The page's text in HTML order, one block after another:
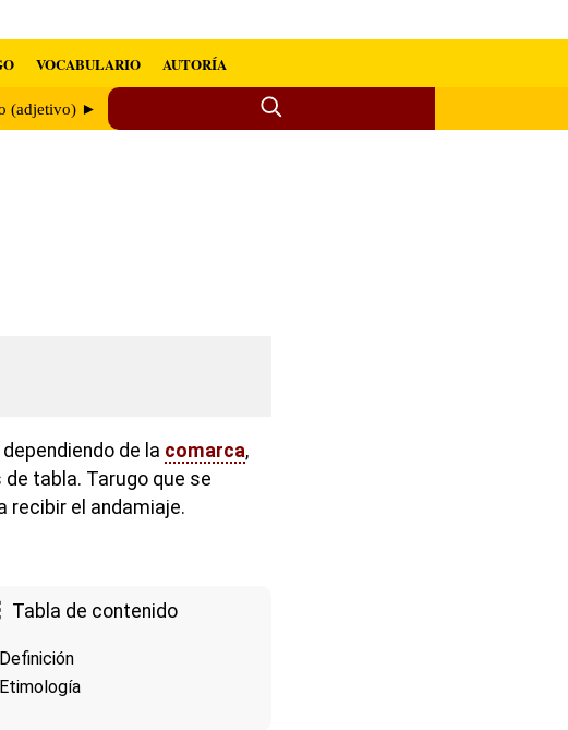
VOCABULARIO AUTORÍA
(adjetivo) ►
de la comarca,
tabla. Tarugo que se
recibir el andamiaje.
Tabla de contenido
Definición
Etimología